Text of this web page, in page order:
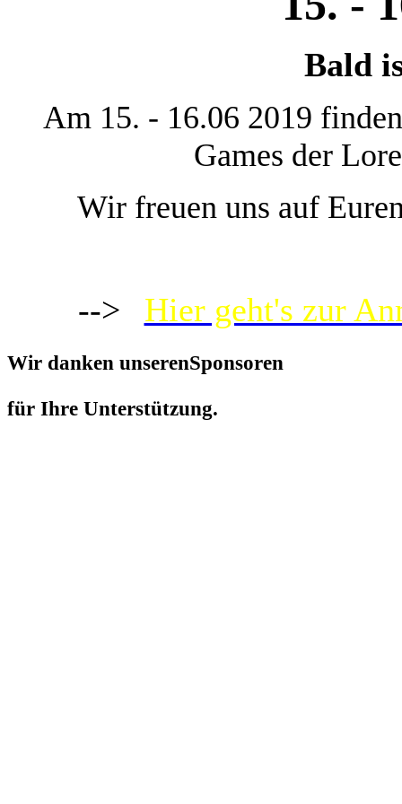
Bald
Am 15. - 16.06 2019
Games der
Wir freuen uns auf
--> Hier geht's zur
Wir danken unserenSponsoren
für Ihre Unterstützung.